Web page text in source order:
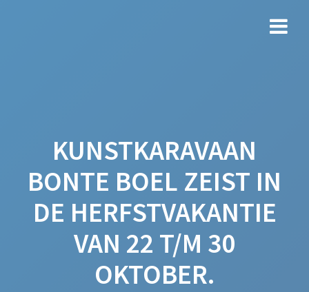
KUNSTKARAVAAN
BONTE BOEL ZEIST IN
DE HERFSTVAKANTIE
VAN 22 T/M 30
OKTOBER.